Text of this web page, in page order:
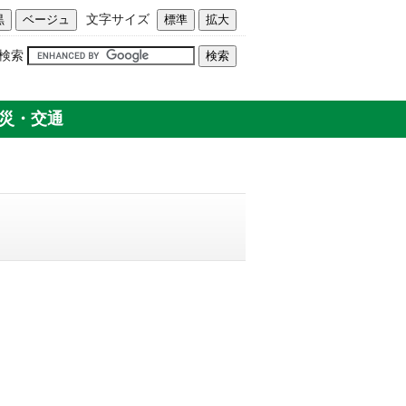
文字サイズ
索
・交通